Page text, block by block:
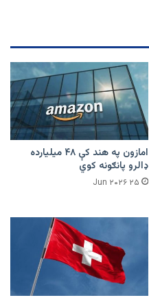
امازون په هند کې ۴۸ میلیارده
ډالرو پانګونه کوي
۲۵ Jun ۲۰۲۶